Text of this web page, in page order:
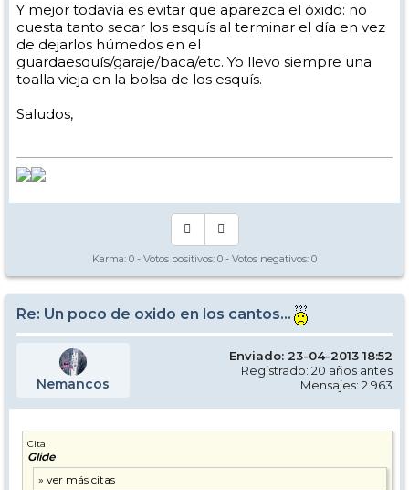
Y mejor todavía es evitar que aparezca el óxido: no
cuesta tanto secar los esquís al terminar el día en vez
de dejarlos húmedos en el
guardaesquís/garaje/baca/etc. Yo llevo siempre una
toalla vieja en la bolsa de los esquís.
Saludos,
Karma: 0 - Votos positivos: 0 - Votos negativos: 0
Re: Un poco de oxido en los cantos...
Nemancos
Enviado: 23-04-2013 18:52
Registrado: 20 años antes
Mensajes: 2.963
Cita
Glide